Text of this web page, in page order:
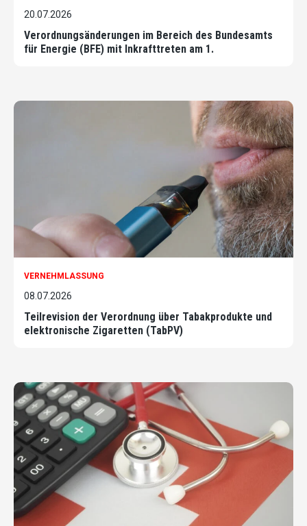
20.07.2026
Verordnungsänderungen im Bereich des Bundesamts
für Energie (BFE) mit Inkrafttreten am 1.
VERNEHMLASSUNG
08.07.2026
Teilrevision der Verordnung über Tabakprodukte und
elektronische Zigaretten (TabPV)